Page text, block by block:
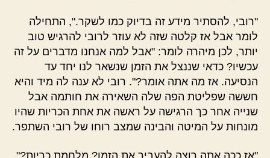
"רובי, להסתיר מידע זה בדיוק כמו לשקר.", התחילה
לומר אבל אז קלטה שזה לא עוזר לרובי להרגיש טוב
יותר, לכן מיהרה לומר: "אבל למה אנחנו מדברים על זה
עכשיו? כדאי שננצל את הזמן שנשאר לנו יחד עד
הנסיעה. אז מה אתה אומר?". רובי לא ענה לה מיד והיא
חששה שפליטת הפה שלה השאירה את חותמה אבל
שנייה אחר כך הרגישה על ראשה את אחת הכריות שהיו
מונחות על המיטה והבינה שמצב רוחו של רובי השתפר.
"אז ככה אתה רוצה להעביר את הזמן? מלחמת כריות?",